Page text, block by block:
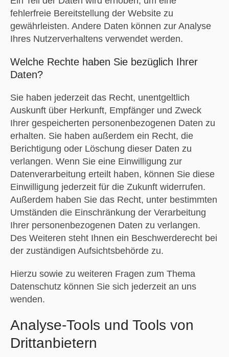
fehlerfreie Bereitstellung der Website zu
gewährleisten. Andere Daten können zur Analyse
Ihres Nutzerverhaltens verwendet werden.
Welche Rechte haben Sie bezüglich Ihrer
Daten?
Sie haben jederzeit das Recht, unentgeltlich
Auskunft über Herkunft, Empfänger und Zweck
Ihrer gespeicherten personenbezogenen Daten zu
erhalten. Sie haben außerdem ein Recht, die
Berichtigung oder Löschung dieser Daten zu
verlangen. Wenn Sie eine Einwilligung zur
Datenverarbeitung erteilt haben, können Sie diese
Einwilligung jederzeit für die Zukunft widerrufen.
Außerdem haben Sie das Recht, unter bestimmten
Umständen die Einschränkung der Verarbeitung
Ihrer personenbezogenen Daten zu verlangen.
Des Weiteren steht Ihnen ein Beschwerderecht bei
der zuständigen Aufsichtsbehörde zu.
Hierzu sowie zu weiteren Fragen zum Thema
Datenschutz können Sie sich jederzeit an uns
wenden.
Analyse-Tools und Tools von
Dritt­anbietern